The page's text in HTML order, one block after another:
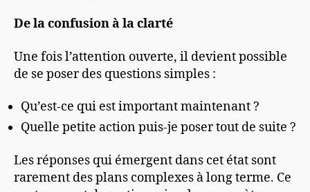
De la confusion à la clarté
Une fois l’attention ouverte, il devient possible
de se poser des questions simples :
Qu’est-ce qui est important maintenant ?
Quelle petite action puis-je poser tout de suite ?
Les réponses qui émergent dans cet état sont
rarement des plans complexes à long terme. Ce